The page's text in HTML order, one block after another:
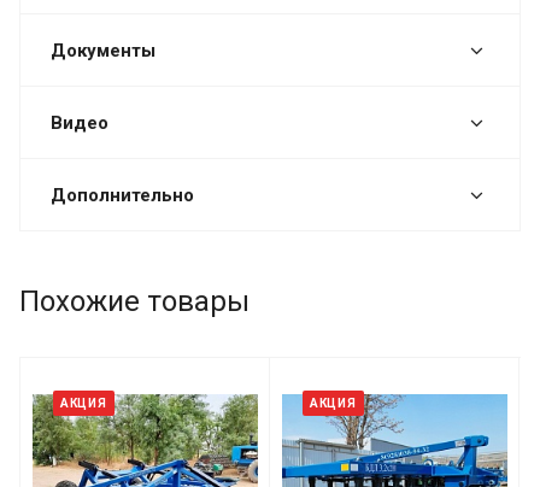
Документы
Видео
Дополнительно
Похожие товары
АКЦИЯ АКЦИЯ